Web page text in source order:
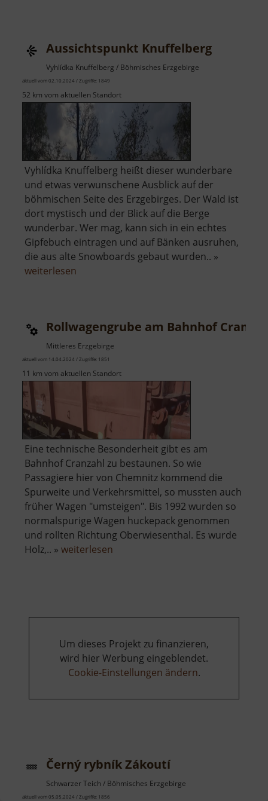
Aussichtspunkt Knuffelberg
Vyhlídka Knuffelberg / Böhmisches Erzgebirge
aktuell vom 02.10.2024 / Zugriffe: 1849
52 km vom aktuellen Standort
Vyhlídka Knuffelberg heißt dieser wunderbare
und etwas verwunschene Ausblick auf der
böhmischen Seite des Erzgebirges. Der Wald ist
dort mystisch und der Blick auf die Berge
wunderbar. Wer mag, kann sich in ein echtes
Gipfebuch eintragen und auf Bänken ausruhen,
die aus alte Snowboards gebaut wurden.. »
weiterlesen
Rollwagengrube am Bahnhof
Mittleres Erzgebirge
aktuell vom 14.04.2024 / Zugriffe: 1851
11 km vom aktuellen Standort
Eine technische Besonderheit gibt es am
Bahnhof Cranzahl zu bestaunen. So wie
Passagiere hier von Chemnitz kommend die
Spurweite und Verkehrsmittel, so mussten auch
früher Wagen "umsteigen". Bis 1992 wurden so
normalspurige Wagen huckepack genommen
und rollten Richtung Oberwiesenthal. Es wurde
Holz,.. » weiterlesen
Um dieses Projekt zu finanzieren,
wird hier Werbung eingeblendet.
Cookie-Einstellungen ändern.
Černý rybník Zákoutí
Schwarzer Teich / Böhmisches Erzgebirge
aktuell vom 05.05.2024 / Zugriffe: 1856